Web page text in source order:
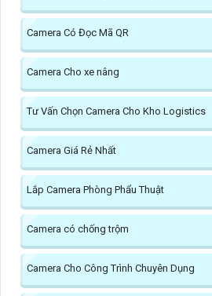
Camera Có Đọc Mã QR
Camera Cho xe nâng
Tư Vấn Chọn Camera Cho Kho Logistics
Camera Giá Rẻ Nhất
Lắp Camera Phòng Phẩu Thuật
Camera có chống trộm
Camera Cho Công Trình Chuyên Dụng